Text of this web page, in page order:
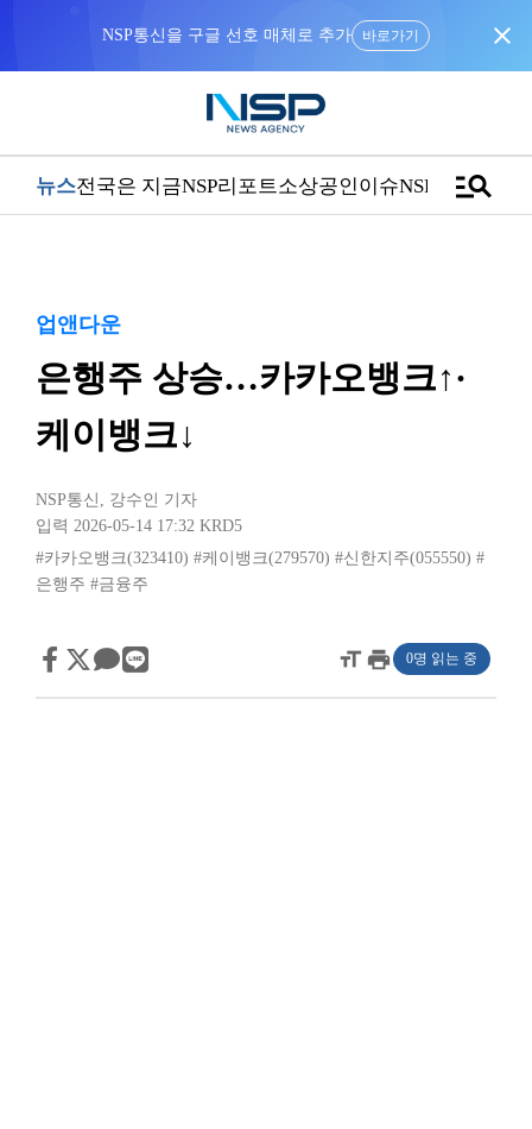
NSP통신을 구글 선호 매체로 추가 바로가기 close
뉴스전국은 지금NSP리포트소상공인이슈NSPTVmanage_search
업앤다운
은행주 상승…카카오뱅크↑·
케이뱅크↓
NSP통신 , 강수인 기자
입력 2026-05-14 17:32 KRD5
#카카오뱅크(323410) #케이뱅크(279570) #신한지주(055550) #
은행주 #금융주
format_sizeprint 0명 읽는 중